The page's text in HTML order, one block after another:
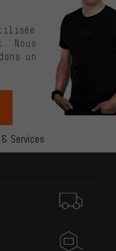
Services
Nous
un